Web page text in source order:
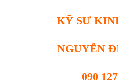
KỸ SƯ
NGUYỄN
090